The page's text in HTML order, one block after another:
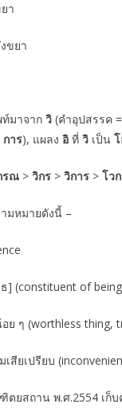
า
ขยา
มาจาก วิ (คำอุปสรรค =
การ), แผลง อิ ที่ วิ เป็น
รณ > วิกร > วิการ > โว
มหมายดังนี้ –
(constituent of being
ย ๆ (worthless thing,
สียเปรียบ
ยสถาน พ.ศ.2554 เก็บ